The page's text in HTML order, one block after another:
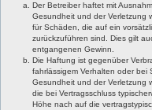
Der Betreiber haftet mit
Gesundheit und der Verletzung
für Schäden, die auf ein
zurückzuführen sind. Dies gilt
entgangenen Gewinn.
Die Haftung ist gegenüber
fahrlässigem Verhalten oder
Gesundheit und der Verletzung
die bei Vertragsschluss
Höhe nach auf die